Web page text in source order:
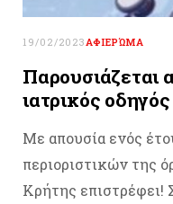
ΑΦΙΕΡΏΜΑ
19/02/2023
Παρουσιάζεται
ιατρικός
Mε απουσία ενός
περιοριστικών της
Κρήτης επιστρέφει!